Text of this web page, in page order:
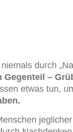
durch
Gegenteil –
etwas tun,